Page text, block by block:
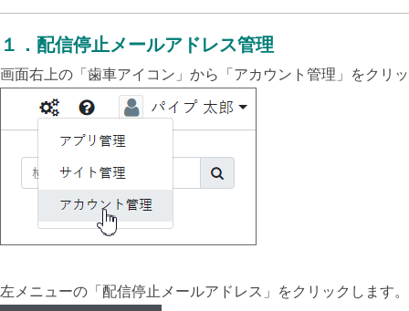
１．配信停止メールアドレス管理
画面右上の「歯車アイコン」から「アカウント管理」をクリ
左メニューの「配信停止メールアドレス」をクリックします。